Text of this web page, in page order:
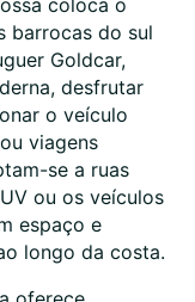
coloca o
barrocas do sul
Goldcar,
desfrutar
o veículo
viagens
se a ruas
ou os veículos
espaço e
longo da costa.